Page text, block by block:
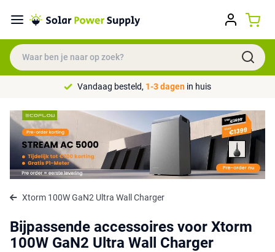
Vandaag besteld, 1-3 dagen in huis
Xtorm 100W GaN2 Ultra Wall Charger
Bijpassende accessoires voor Xtorm
100W GaN2 Ultra Wall Charger